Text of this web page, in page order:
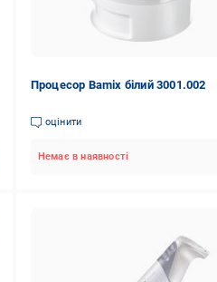
Процесор Bamix білий 3001.002
оцінити
Немає в наявності